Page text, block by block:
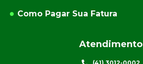
Como Pagar Sua Fatura
Atendimento